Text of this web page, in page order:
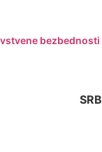
bezbednosti
SRB